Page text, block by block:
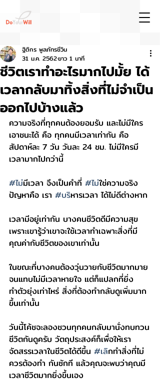
ชีวิตเราทำอะไรมากไปมั้ย ได้
เวลากลับมาทิ้งสิ่งที่ไม่จำเป็น
ออกไปบ้างแล้ว
ฐิติกร พูลภัทรชีวิน
31 ม.ค. 2562ยาว 1 นาที
ความจริงที่ทุกคนต้องยอมรับ และไม่มีใคร
เอาชนะได้ คือ ทุกคนมีเวลาเท่ากัน คือ
สัปดาห์ละ 7 วัน วันละ 24 ชม. ไม่มีใครมี
เวลามากไปกว่านี้
#ไม่มีเวลา จึงเป็นคำที่ #ไม่ใช่ความจริง
ปัญหาคือ เรา #บริหารเวลา ได้ไม่ดีต่างหาก
เวลามีอยู่เท่ากัน บางคนชีวิตดีมีความสุข
เพราะเขารู้ว่าเขาจะใช้เวลาทำเฉพาะสิ่งที่มี
คุณค่ากับชีวิตของเขาเท่านั้น
ในขณะที่บางคนต้องวุ่นวายกับชีวิตมากมาย
จนแทบไม่มีเวลาหายใจ แต่ก็แปลกที่ยิ่ง
ทำตัวยุ่งเท่าไหร่ สิ่งที่ต้องทำกลับดูเพิ่มมาก
ขึ้นเท่านั้น
วันนี้โค้ชจะลองชวนทุกคนกลับมานั่งทบทวน
ชีวิตกันดูครับ วัตถุประสงค์ก็เพื่อให้เรา
จัดสรรเวลาในชีวิตได้ดีขึ้น #เลิกทำสิ่งที่ไม่
ควรต้องทำ กันซักที แล้วคุณจะพบว่าคุณมี
เวลาชีวิตมากยิ่งขึ้นเอง